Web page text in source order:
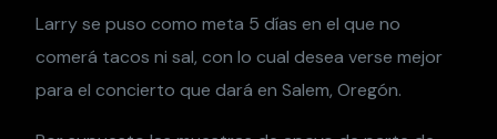
Larry se puso como meta 5 días en el que no
comerá tacos ni sal, con lo cual desea verse mejor
para el concierto que dará en Salem, Oregón.